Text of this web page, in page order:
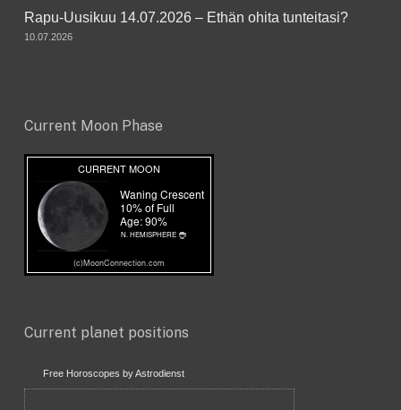
Rapu-Uusikuu 14.07.2026 – Ethän ohita tunteitasi?
10.07.2026
Current Moon Phase
Current planet positions
Free Horoscopes by Astrodienst